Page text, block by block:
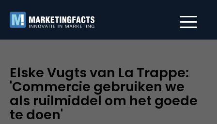
Elske Vugts van La Trappe:
'Commercie gebruiken we
als ruilmiddel om het goede
te doen'